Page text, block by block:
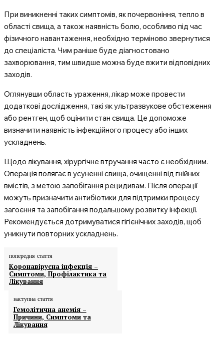
При виникненні таких симптомів, як почервоніння, тепло в
області свища, а також наявність болю, особливо під час
фізичного навантаження, необхідно терміново звернутися
до спеціаліста. Чим раніше буде діагностовано
захворювання, тим швидше можна буде вжити відповідних
заходів.
Оглянувши область ураження, лікар може провести
додаткові дослідження, такі як ультразвукове обстеження
або рентген, щоб оцінити стан свища. Це допоможе
визначити наявність інфекційного процесу або інших
ускладнень.
Щодо лікування, хірургічне втручання часто є необхідним.
Операція полягає в усуненні свища, очищенні від гнійних
вмістів, з метою запобігання рецидивам. Після операції
можуть призначити антибіотики для підтримки процесу
загоєння та запобігання подальшому розвитку інфекції.
Рекомендується дотримуватися гігієнічних заходів, щоб
уникнути повторних ускладнень.
попередня стаття
Коронавірусна інфекція –
Симптоми, Профілактика та
Лікування
наступна стаття
Гемолітична анемія –
Причини, Симптоми та
Лікування